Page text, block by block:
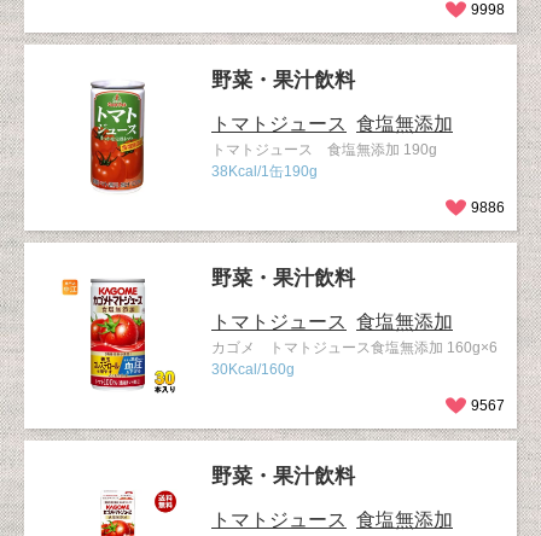
9998
野菜・果汁飲料
トマトジュース 食塩無添加
トマトジュース 食塩無添加 190g
38Kcal/1缶190g
9886
野菜・果汁飲料
トマトジュース 食塩無添加
カゴメ トマトジュース食塩無添加 160g×6
30Kcal/160g
9567
野菜・果汁飲料
トマトジュース 食塩無添加